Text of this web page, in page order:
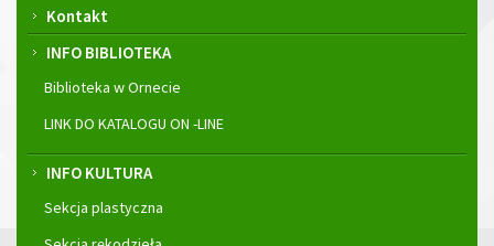
Kontakt
INFO BIBLIOTEKA
Biblioteka w Ornecie
LINK DO KATALOGU ON -LINE
INFO KULTURA
Sekcja plastyczna